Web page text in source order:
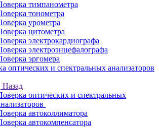
тимпанометра
тонометра
урометра
цитометра
электрокардиографа
электроэнцефалографа
эргомера
оптических и спектральных анализаторов
Назад
оптических и спектральных
автоколлиматора
автокомпенсатора